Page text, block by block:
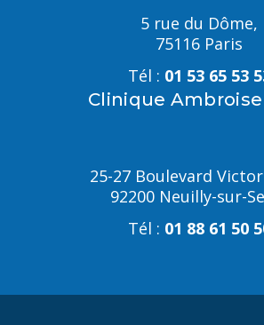
5 rue du Dôme,
75116 Paris
Tél : 01 53 65 53
Clinique Ambroise
25-27 Boulevard
92200 Neuilly-sur-
Tél : 01 88 61 50